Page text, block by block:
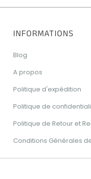
INFORMATIONS
Blog
A propos
Politique d'expédition
Politique de
Politique de Retour et
Conditions Générales